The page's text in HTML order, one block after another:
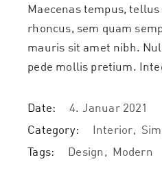
Maecenas tempus,
rhoncus, sem quam
mauris sit amet nibh.
pede mollis pretium.
Date:
4. Januar 2021
Category:
Interior
Tags:
Design Modern